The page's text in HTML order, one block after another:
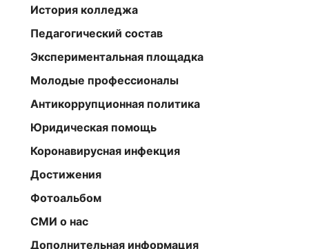
История колледжа
Педагогический состав
Экспериментальная площадка
Молодые профессионалы
Антикоррупционная политика
Юридическая помощь
Коронавирусная инфекция
Достижения
Фотоальбом
СМИ о нас
Дополнительная информация